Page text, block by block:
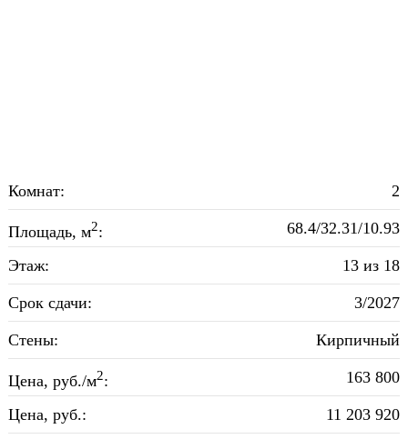
Комнат: 2
Площадь, м2: 68.4/32.31/10.93
Этаж: 13 из 18
Срок сдачи: 3/2027
Стены: Кирпичный
Цена, руб./м2: 163 800
Цена, руб.: 11 203 920